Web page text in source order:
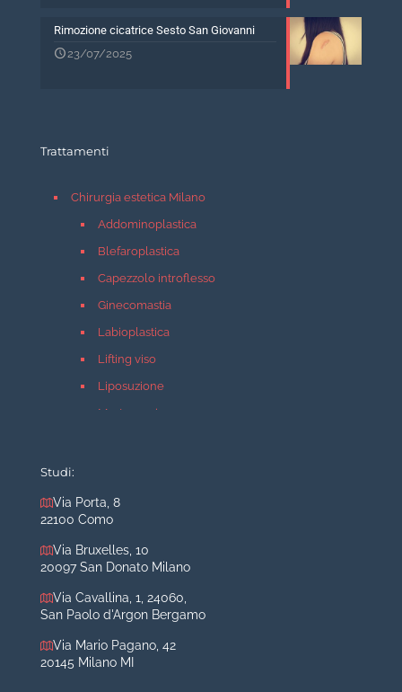
Rimozione cicatrice Sesto San Giovanni
23/07/2025
Trattamenti
Chirurgia estetica Milano
Addominoplastica
Blefaroplastica
Capezzolo introflesso
Ginecomastia
Labioplastica
Lifting viso
Liposuzione
Mastopessi
Rinoplastica
Medicina estetica Milano
Acido ialuronico viso
Aumento labbra
Filler
Studi:
Via Porta, 8
22100 Como
Via Bruxelles, 10
20097 San Donato Milano
Via Cavallina, 1, 24060,
San Paolo d'Argon Bergamo
Via Mario Pagano, 42
20145 Milano MI